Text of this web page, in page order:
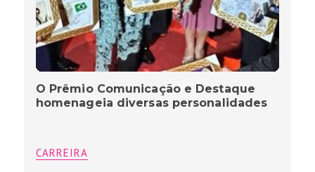
O Prêmio Comunicação e Destaque
homenageia diversas personalidades
CARREIRA